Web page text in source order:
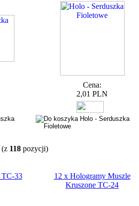
Cena:
2,01 PLN
(z 118 pozycji)
33
12 x Hologramy Muszle
Kruszone TC-24